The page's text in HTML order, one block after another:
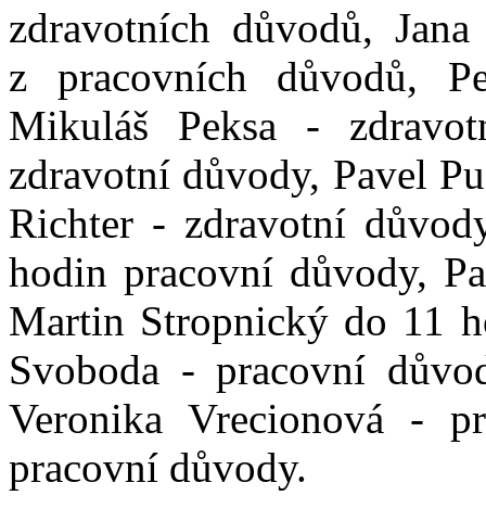
zdravotních důvodů,
z pracovních důvodů,
Mikuláš Peksa -
zdravotní důvody, Pavel
Richter - zdravotní
hodin pracovní důvody,
Martin Stropnický do 11
Svoboda - pracovní
Veronika Vrecionová -
pracovní důvody.